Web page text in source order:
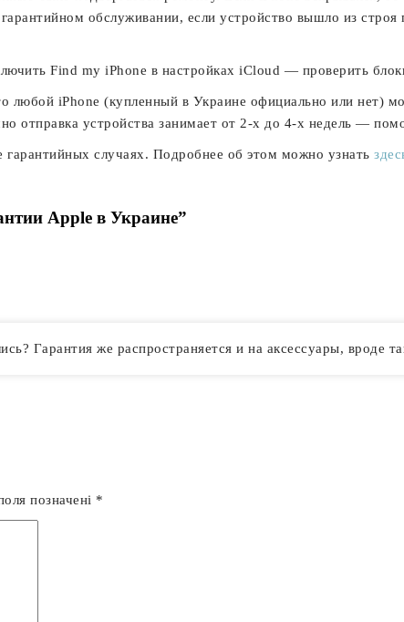
обслуживании, если устройство вышло из строя
Find my iPhone в настройках iCloud — проверить
любой iPhone (купленный в Украине официально или нет)
отправка устройства занимает от 2-х до 4-х недель —
случаях. Подробнее об этом можно узнать
Apple в Украине”
Гарантия же распространяется и на аксессуары, вроде
позначені *